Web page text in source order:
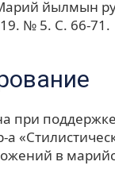
йылмын
№ 5. С. 66-71.
при
а
в